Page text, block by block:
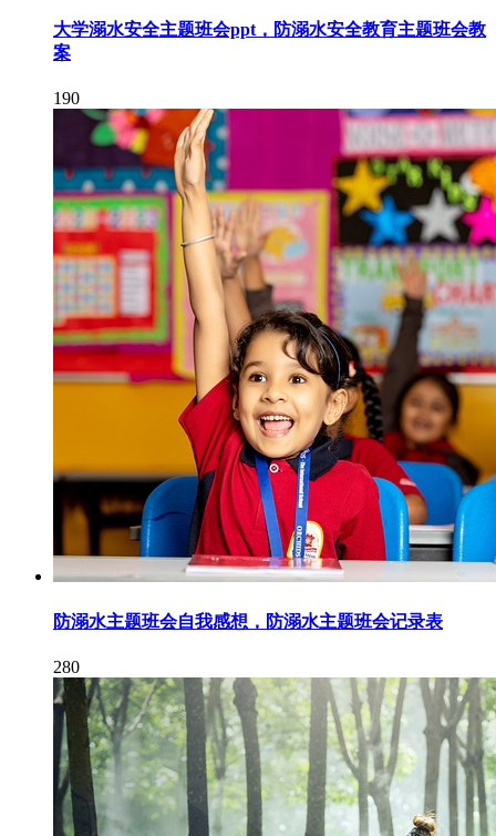
大学溺水安全主题班会ppt，防溺水安全教育主题班会教
案
190
防溺水主题班会自我感想，防溺水主题班会记录表
280